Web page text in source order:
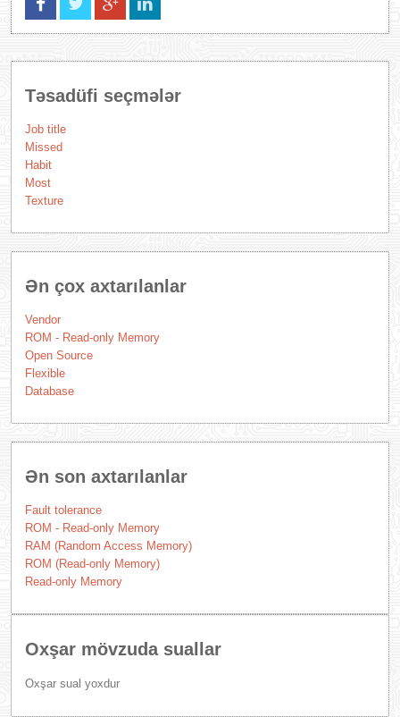
Təsadüfi seçmələr
Job title
Missed
Habit
Most
Texture
Ən çox axtarılanlar
Vendor
ROM - Read-only Memory
Open Source
Flexible
Database
Ən son axtarılanlar
Fault tolerance
ROM - Read-only Memory
RAM (Random Access Memory)
ROM (Read-only Memory)
Read-only Memory
Oxşar mövzuda suallar
Oxşar sual yoxdur